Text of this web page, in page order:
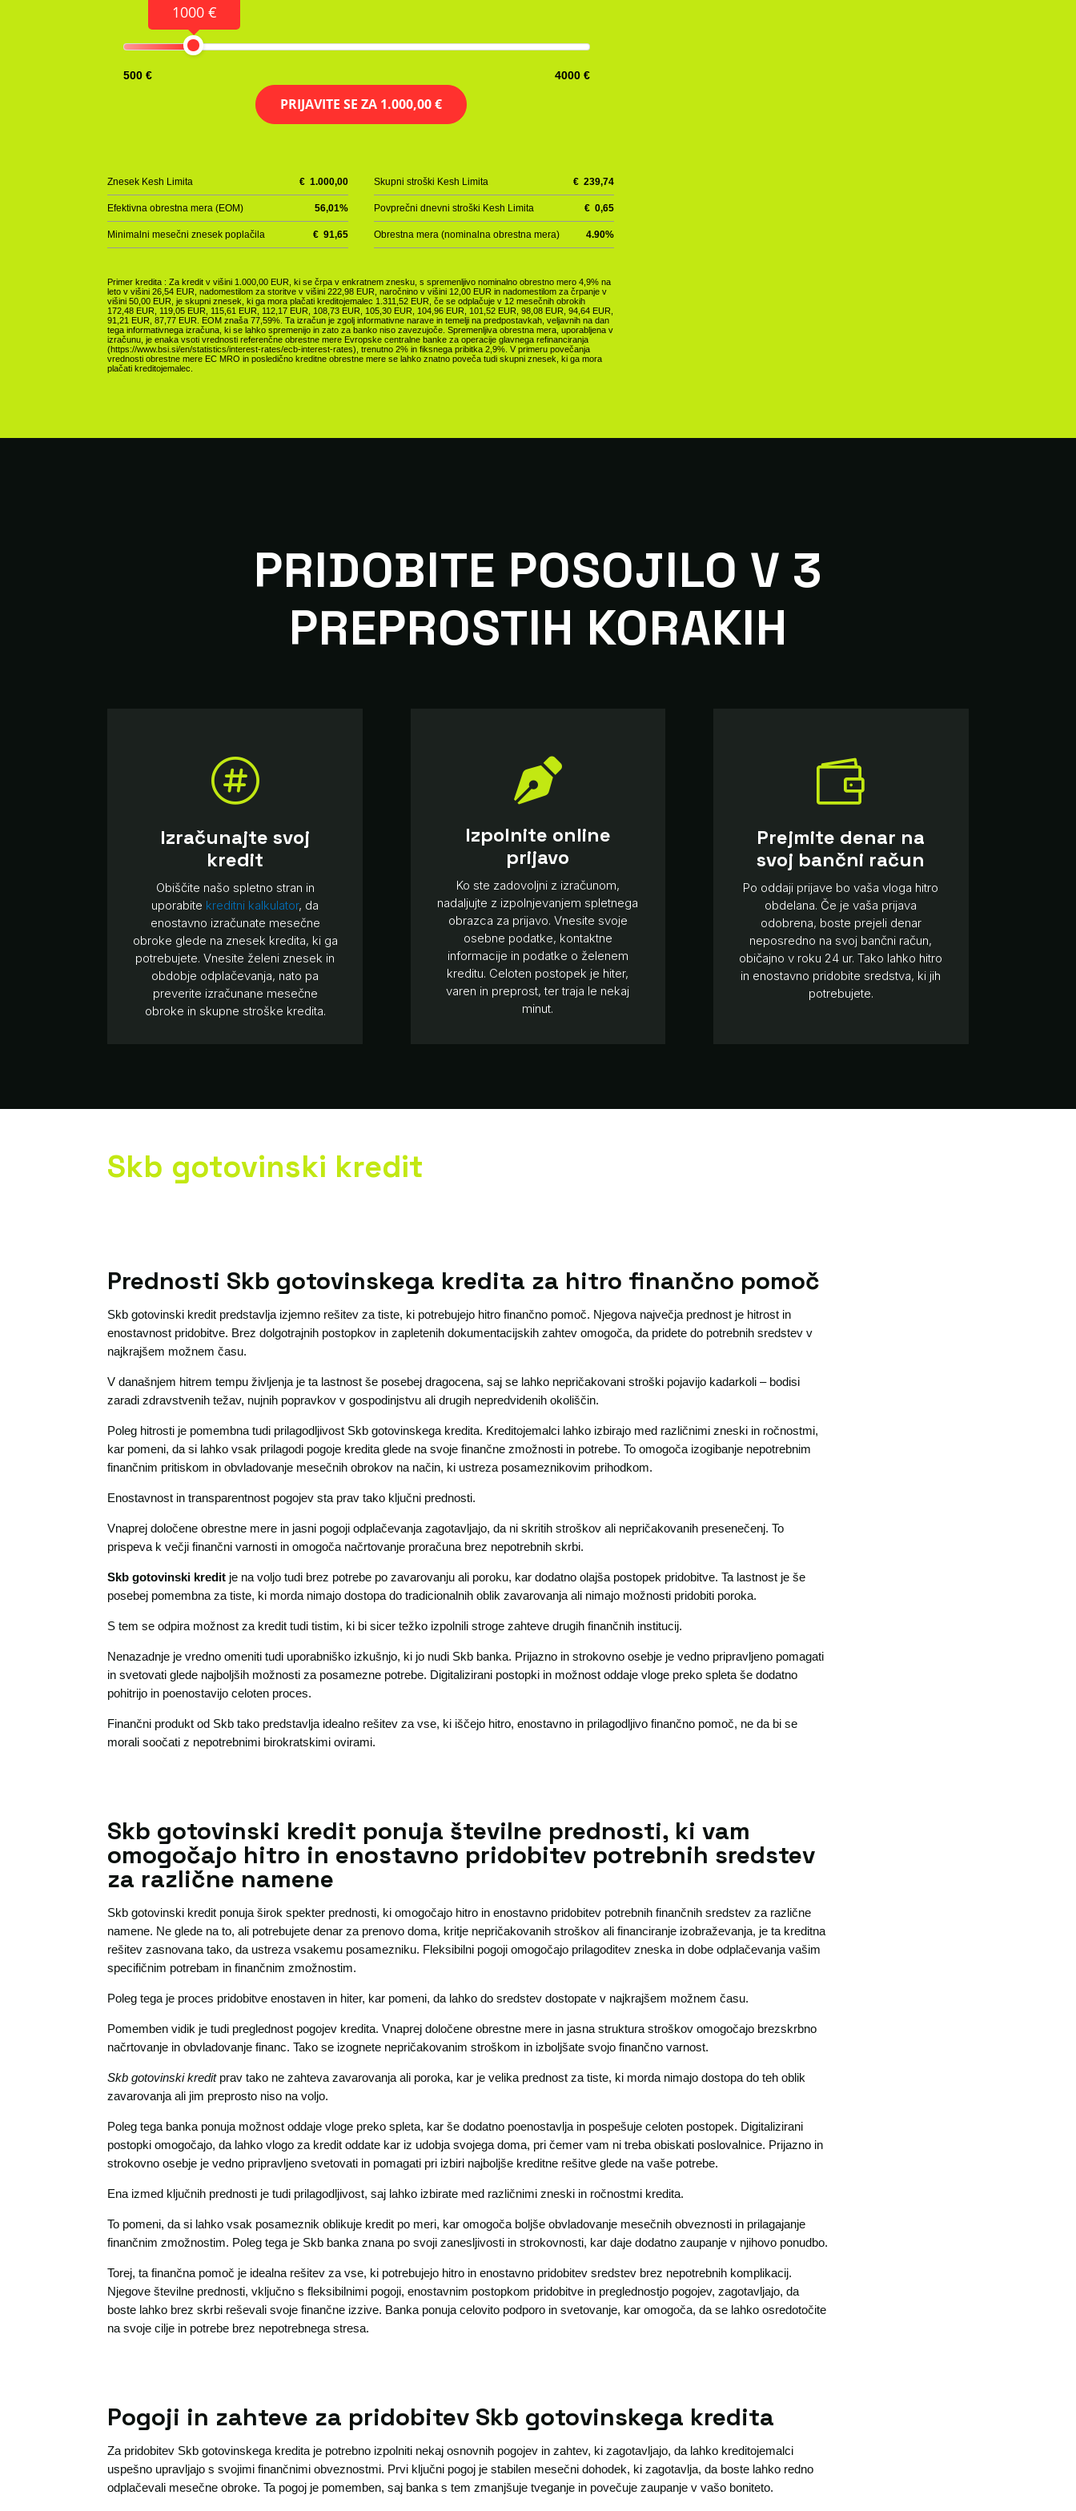
1000 €
500 € 4000 €
PRIJAVITE SE ZA 1.000,00 €
Znesek Kesh Limita € 1.000,00 Skupni stroški Kesh Limita € 239,74
Efektivna obrestna mera (EOM) 56,01% Povprečni dnevni stroški Kesh Limita € 0,65
Minimalni mesečni znesek poplačila € 91,65 Obrestna mera (nominalna obrestna mera) 4.90%
Primer kredita : Za kredit v višini 1.000,00 EUR, ki se črpa v enkratnem znesku, s spremenljivo nominalno obrestno mero 4,9% na
leto v višini 26,54 EUR, nadomestilom za storitve v višini 222,98 EUR, naročnino v višini 12,00 EUR in nadomestilom za črpanje v
višini 50,00 EUR, je skupni znesek, ki ga mora plačati kreditojemalec 1.311,52 EUR, če se odplačuje v 12 mesečnih obrokih
172,48 EUR, 119,05 EUR, 115,61 EUR, 112,17 EUR, 108,73 EUR, 105,30 EUR, 104,96 EUR, 101,52 EUR, 98,08 EUR, 94,64 EUR,
91,21 EUR, 87,77 EUR. EOM znaša 77,59%. Ta izračun je zgolj informativne narave in temelji na predpostavkah, veljavnih na dan
tega informativnega izračuna, ki se lahko spremenijo in zato za banko niso zavezujoče. Spremenljiva obrestna mera, uporabljena v
izračunu, je enaka vsoti vrednosti referenčne obrestne mere Evropske centralne banke za operacije glavnega refinanciranja
(https://www.bsi.si/en/statistics/interest-rates/ecb-interest-rates), trenutno 2% in fiksnega pribitka 2,9%. V primeru povečanja
vrednosti obrestne mere EC MRO in posledično kreditne obrestne mere se lahko znatno poveča tudi skupni znesek, ki ga mora
plačati kreditojemalec.
PRIDOBITE POSOJILO V 3
PREPROSTIH KORAKIH

Izračunajte svoj
kredit
Obiščite našo spletno stran in
uporabite kreditni kalkulator, da
enostavno izračunate mesečne
obroke glede na znesek kredita, ki ga
potrebujete. Vnesite želeni znesek in
obdobje odplačevanja, nato pa
preverite izračunane mesečne
obroke in skupne stroške kredita.

Izpolnite online
prijavo
Ko ste zadovoljni z izračunom,
nadaljujte z izpolnjevanjem spletnega
obrazca za prijavo. Vnesite svoje
osebne podatke, kontaktne
informacije in podatke o želenem
kreditu. Celoten postopek je hiter,
varen in preprost, ter traja le nekaj
minut.

Prejmite denar na
svoj bančni račun
Po oddaji prijave bo vaša vloga hitro
obdelana. Če je vaša prijava
odobrena, boste prejeli denar
neposredno na svoj bančni račun,
običajno v roku 24 ur. Tako lahko hitro
in enostavno pridobite sredstva, ki jih
potrebujete.
Skb gotovinski kredit
Prednosti Skb gotovinskega kredita za hitro finančno pomoč
Skb gotovinski kredit predstavlja izjemno rešitev za tiste, ki potrebujejo hitro finančno pomoč. Njegova največja prednost je hitrost in
enostavnost pridobitve. Brez dolgotrajnih postopkov in zapletenih dokumentacijskih zahtev omogoča, da pridete do potrebnih sredstev v
najkrajšem možnem času.
V današnjem hitrem tempu življenja je ta lastnost še posebej dragocena, saj se lahko nepričakovani stroški pojavijo kadarkoli – bodisi
zaradi zdravstvenih težav, nujnih popravkov v gospodinjstvu ali drugih nepredvidenih okoliščin.
Poleg hitrosti je pomembna tudi prilagodljivost Skb gotovinskega kredita. Kreditojemalci lahko izbirajo med različnimi zneski in ročnostmi,
kar pomeni, da si lahko vsak prilagodi pogoje kredita glede na svoje finančne zmožnosti in potrebe. To omogoča izogibanje nepotrebnim
finančnim pritiskom in obvladovanje mesečnih obrokov na način, ki ustreza posameznikovim prihodkom.
Enostavnost in transparentnost pogojev sta prav tako ključni prednosti.
Vnaprej določene obrestne mere in jasni pogoji odplačevanja zagotavljajo, da ni skritih stroškov ali nepričakovanih presenečenj. To
prispeva k večji finančni varnosti in omogoča načrtovanje proračuna brez nepotrebnih skrbi.
Skb gotovinski kredit je na voljo tudi brez potrebe po zavarovanju ali poroku, kar dodatno olajša postopek pridobitve. Ta lastnost je še
posebej pomembna za tiste, ki morda nimajo dostopa do tradicionalnih oblik zavarovanja ali nimajo možnosti pridobiti poroka.
S tem se odpira možnost za kredit tudi tistim, ki bi sicer težko izpolnili stroge zahteve drugih finančnih institucij.
Nenazadnje je vredno omeniti tudi uporabniško izkušnjo, ki jo nudi Skb banka. Prijazno in strokovno osebje je vedno pripravljeno pomagati
in svetovati glede najboljših možnosti za posamezne potrebe. Digitalizirani postopki in možnost oddaje vloge preko spleta še dodatno
pohitrijo in poenostavijo celoten proces.
Finančni produkt od Skb tako predstavlja idealno rešitev za vse, ki iščejo hitro, enostavno in prilagodljivo finančno pomoč, ne da bi se
morali soočati z nepotrebnimi birokratskimi ovirami.
Skb gotovinski kredit ponuja številne prednosti, ki vam
omogočajo hitro in enostavno pridobitev potrebnih sredstev
za različne namene
Skb gotovinski kredit ponuja širok spekter prednosti, ki omogočajo hitro in enostavno pridobitev potrebnih finančnih sredstev za različne
namene. Ne glede na to, ali potrebujete denar za prenovo doma, kritje nepričakovanih stroškov ali financiranje izobraževanja, je ta kreditna
rešitev zasnovana tako, da ustreza vsakemu posamezniku. Fleksibilni pogoji omogočajo prilagoditev zneska in dobe odplačevanja vašim
specifičnim potrebam in finančnim zmožnostim.
Poleg tega je proces pridobitve enostaven in hiter, kar pomeni, da lahko do sredstev dostopate v najkrajšem možnem času.
Pomemben vidik je tudi preglednost pogojev kredita. Vnaprej določene obrestne mere in jasna struktura stroškov omogočajo brezskrbno
načrtovanje in obvladovanje financ. Tako se izognete nepričakovanim stroškom in izboljšate svojo finančno varnost.
Skb gotovinski kreditprav tako ne zahteva zavarovanja ali poroka, kar je velika prednost za tiste, ki morda nimajo dostopa do teh oblik
zavarovanja ali jim preprosto niso na voljo.
Poleg tega banka ponuja možnost oddaje vloge preko spleta, kar še dodatno poenostavlja in pospešuje celoten postopek. Digitalizirani
postopki omogočajo, da lahko vlogo za kredit oddate kar iz udobja svojega doma, pri čemer vam ni treba obiskati poslovalnice. Prijazno in
strokovno osebje je vedno pripravljeno svetovati in pomagati pri izbiri najboljše kreditne rešitve glede na vaše potrebe.
Ena izmed ključnih prednosti je tudi prilagodljivost, saj lahko izbirate med različnimi zneski in ročnostmi kredita.
To pomeni, da si lahko vsak posameznik oblikuje kredit po meri, kar omogoča boljše obvladovanje mesečnih obveznosti in prilagajanje
finančnim zmožnostim. Poleg tega je Skb banka znana po svoji zanesljivosti in strokovnosti, kar daje dodatno zaupanje v njihovo ponudbo.
Torej, ta finančna pomoč je idealna rešitev za vse, ki potrebujejo hitro in enostavno pridobitev sredstev brez nepotrebnih komplikacij.
Njegove številne prednosti, vključno s fleksibilnimi pogoji, enostavnim postopkom pridobitve in preglednostjo pogojev, zagotavljajo, da
boste lahko brez skrbi reševali svoje finančne izzive. Banka ponuja celovito podporo in svetovanje, kar omogoča, da se lahko osredotočite
na svoje cilje in potrebe brez nepotrebnega stresa.
Pogoji in zahteve za pridobitev Skb gotovinskega kredita
Za pridobitev Skb gotovinskega kredita je potrebno izpolniti nekaj osnovnih pogojev in zahtev, ki zagotavljajo, da lahko kreditojemalci
uspešno upravljajo s svojimi finančnimi obveznostmi. Prvi ključni pogoj je stabilen mesečni dohodek, ki zagotavlja, da boste lahko redno
odplačevali mesečne obroke. Ta pogoj je pomemben, saj banka s tem zmanjšuje tveganje in povečuje zaupanje v vašo boniteto.